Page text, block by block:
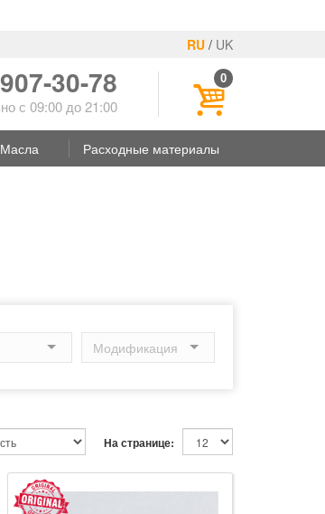
RU / UK
30-78
с 09:00 до 21:00
0
Масла Расходные материалы
На странице: